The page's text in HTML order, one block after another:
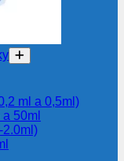
ml a 0,5ml)
50ml
2.0ml)